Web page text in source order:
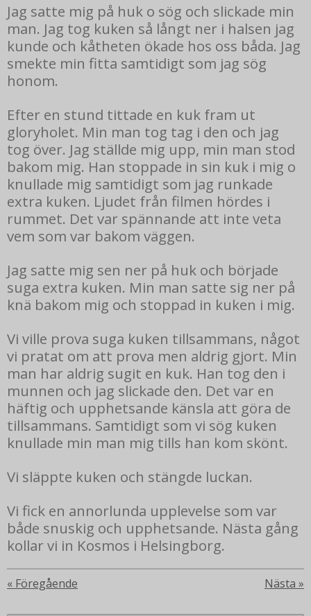
Jag satte mig på huk o sög och slickade min
man. Jag tog kuken så långt ner i halsen jag
kunde och kåtheten ökade hos oss båda. Jag
smekte min fitta samtidigt som jag sög
honom.
Efter en stund tittade en kuk fram ut
gloryholet. Min man tog tag i den och jag
tog över. Jag ställde mig upp, min man stod
bakom mig. Han stoppade in sin kuk i mig o
knullade mig samtidigt som jag runkade
extra kuken. Ljudet från filmen hördes i
rummet. Det var spännande att inte veta
vem som var bakom väggen.
Jag satte mig sen ner på huk och började
suga extra kuken. Min man satte sig ner på
knä bakom mig och stoppad in kuken i mig.
Vi ville prova suga kuken tillsammans, något
vi pratat om att prova men aldrig gjort. Min
man har aldrig sugit en kuk. Han tog den i
munnen och jag slickade den. Det var en
häftig och upphetsande känsla att göra de
tillsammans. Samtidigt som vi sög kuken
knullade min man mig tills han kom skönt.
Vi släppte kuken och stängde luckan.
Vi fick en annorlunda upplevelse som var
både snuskig och upphetsande. Nästa gång
kollar vi in Kosmos i Helsingborg.
« Föregående Nästa »